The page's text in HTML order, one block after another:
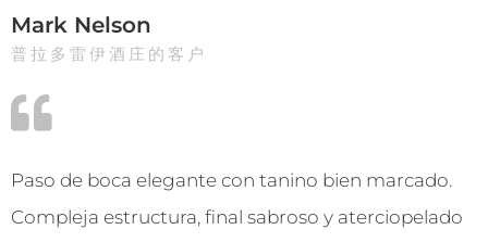
Mark Nelson
普拉多雷伊酒庄的客户
Paso de boca elegante con tanino bien marcado.
Compleja estructura, final sabroso y aterciopelado